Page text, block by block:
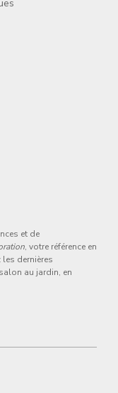
et de
, votre référence en
les dernières
au jardin, en